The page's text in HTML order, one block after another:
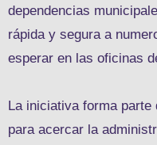
dependencias
rápida y segura a
esperar en las oficinas
La iniciativa forma
para acercar la